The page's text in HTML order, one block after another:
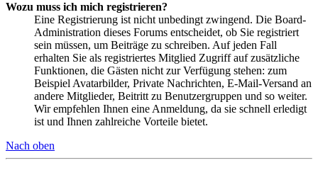
Wozu muss ich mich registrieren?
Eine Registrierung ist nicht unbedingt zwingend. Die Board-
Administration dieses Forums entscheidet, ob Sie registriert
sein müssen, um Beiträge zu schreiben. Auf jeden Fall
erhalten Sie als registriertes Mitglied Zugriff auf zusätzliche
Funktionen, die Gästen nicht zur Verfügung stehen: zum
Beispiel Avatarbilder, Private Nachrichten, E-Mail-Versand an
andere Mitglieder, Beitritt zu Benutzergruppen und so weiter.
Wir empfehlen Ihnen eine Anmeldung, da sie schnell erledigt
ist und Ihnen zahlreiche Vorteile bietet.
Nach oben